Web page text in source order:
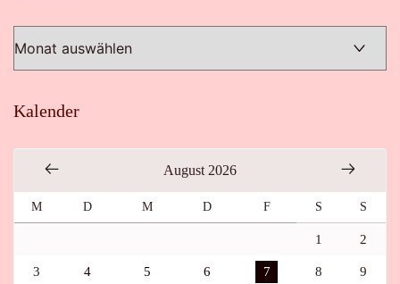
Kalender
August 2026
M D M D F S S
1 2
3 4 5 6 7 8 9